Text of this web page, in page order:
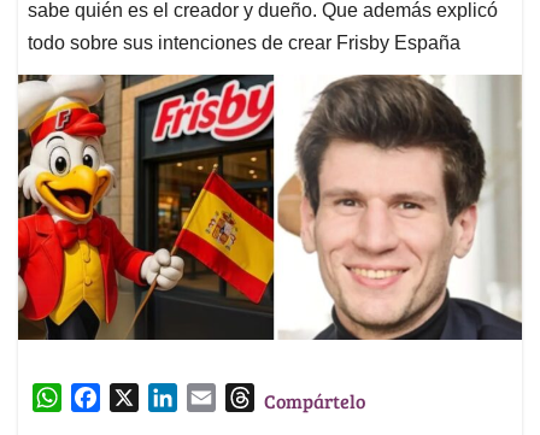
sabe quién es el creador y dueño. Que además explicó
todo sobre sus intenciones de crear Frisby España
W
TCompártelo